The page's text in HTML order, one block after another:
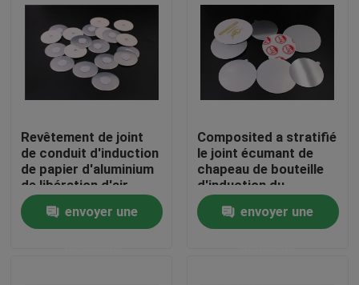
À la maison
Produits
Revêtement de joint
de conduit d'induction
de papier d'aluminium
de libération d'air
envoyer une
Composited a stratifié
le joint écumant de
chapeau de bouteille
d'induction du
couvercle 1.3mm de
papier aluminium
envoyer une